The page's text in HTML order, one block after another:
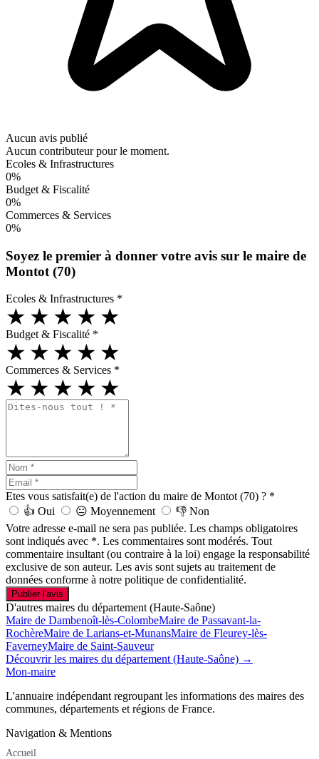
Aucun avis publié
Aucun contributeur pour le moment.
Ecoles & Infrastructures
0%
Budget & Fiscalité
0%
Commerces & Services
0%
Soyez le premier à donner votre avis sur le maire de
Montot (70)
Ecoles & Infrastructures *
★ ★ ★ ★ ★
Budget & Fiscalité *
★ ★ ★ ★ ★
Commerces & Services *
★ ★ ★ ★ ★
Etes vous satisfait(e) de l'action du maire de Montot (70) ? *
👍 Oui 😐 Moyennement 👎 Non
Votre adresse e-mail ne sera pas publiée. Les champs obligatoires
sont indiqués avec *. Les commentaires sont modérés. Tout
commentaire insultant (ou contraire à la loi) engage la responsabilité
exclusive de son auteur. Les avis sont sujets au traitement de
données conforme à notre politique de confidentialité.
Publier l'avis
D'autres maires du département (Haute-Saône)
Maire de Dambenoît-lès-ColombeMaire de Passavant-la-
RochèreMaire de Larians-et-MunansMaire de Fleurey-lès-
FaverneyMaire de Saint-Sauveur
Découvrir les maires du département (Haute-Saône) →
Mon-maire
L'annuaire indépendant regroupant les informations des maires des
communes, départements et régions de France.
Navigation & Mentions
Accueil